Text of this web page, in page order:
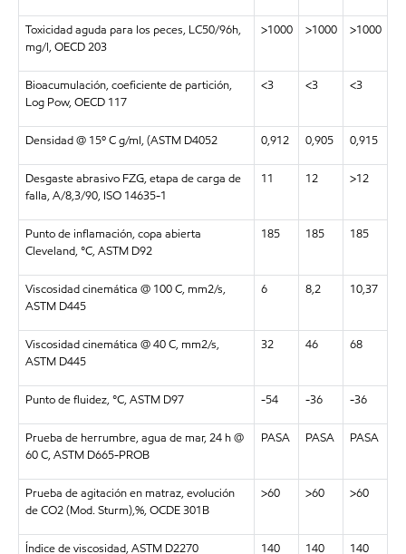
Toxicidad aguda para los peces, LC50/96h,
mg/l, OECD 203
>1000 >1000 >1000
Bioacumulación, coeficiente de partición,
Log Pow, OECD 117
<3 <3 <3
Densidad @ 15º C g/ml, (ASTM D4052 0,912 0,905 0,915
Desgaste abrasivo FZG, etapa de carga de
falla, A/8,3/90, ISO 14635-1
11 12 >12
Punto de inflamación, copa abierta
Cleveland, °C, ASTM D92
185 185 185
Viscosidad cinemática @ 100 C, mm2/s,
ASTM D445
6 8,2 10,37
Viscosidad cinemática @ 40 C, mm2/s,
ASTM D445
32 46 68
Punto de fluidez, °C, ASTM D97 -54 -36 -36
Prueba de herrumbre, agua de mar, 24 h @
60 C, ASTM D665-PROB
PASA PASA PASA
Prueba de agitación en matraz, evolución
de CO2 (Mod. Sturm),%, OCDE 301B
>60 >60 >60
Índice de viscosidad, ASTM D2270 140 140 140